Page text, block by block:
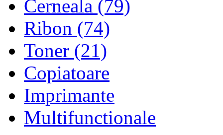
Cerneala (79)
Ribon (74)
Toner (21)
Copiatoare
Imprimante
Multifunctionale